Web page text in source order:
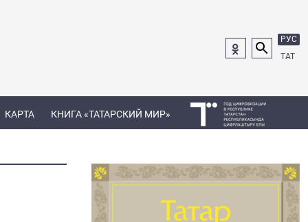
РУС
ТАТ
КАРТА КНИГА «ТАТАРСКИЙ МИР»